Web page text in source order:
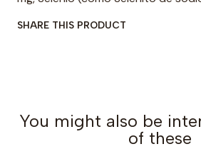
SHARE THIS PRODUCT
You might also be
of these